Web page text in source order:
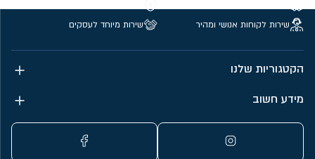
שירות לקוחות אנושי ומהיר
שירות מיוחד לעסקים
הקטגוריות שלנו
מידע חשוב